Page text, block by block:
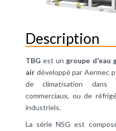
Description
TBGest un groupe d'eau
air développé par Aermec
de climatisation dans
commerciaux, ou de
industriels.
La série NSG est